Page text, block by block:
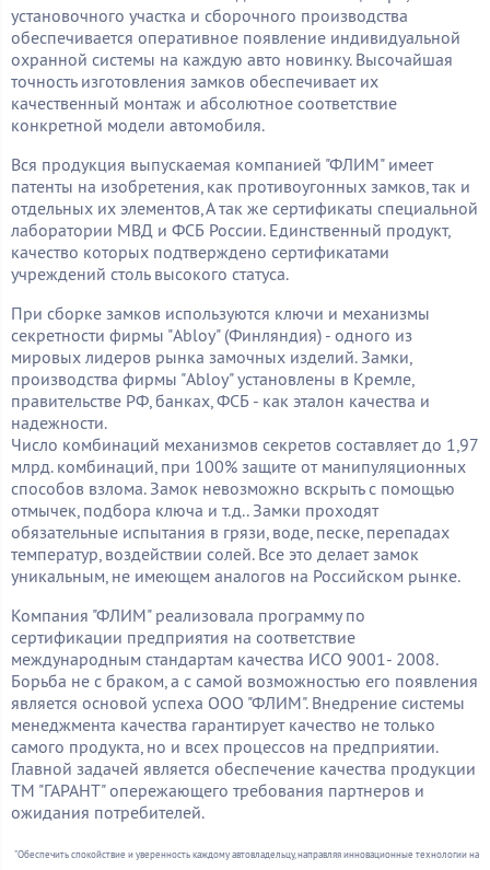
установочного участка и сборочного производства
обеспечивается оперативное появление индивидуальной
охранной системы на каждую авто новинку. Высочайшая
точность изготовления замков обеспечивает их
качественный монтаж и абсолютное соответствие
конкретной модели автомобиля.
Вся продукция выпускаемая компанией "ФЛИМ" имеет
патенты на изобретения, как противоугонных замков, так и
отдельных их элементов, А так же сертификаты специальной
лаборатории МВД и ФСБ России. Единственный продукт,
качество которых подтверждено сертификатами
учреждений столь высокого статуса.
При сборке замков используются ключи и механизмы
секретности фирмы "Ablоy" (Финляндия) - одного из
мировых лидеров рынка замочных изделий. Замки,
производства фирмы "Ablоy" установлены в Кремле,
правительстве РФ, банках, ФСБ - как эталон качества и
надежности.
Число комбинаций механизмов секретов составляет до 1,97
млрд. комбинаций, при 100% защите от манипуляционных
способов взлома. Замок невозможно вскрыть с помощью
отмычек, подбора ключа и т.д.. Замки проходят
обязательные испытания в грязи, воде, песке, перепадах
температур, воздействии солей. Все это делает замок
уникальным, не имеющем аналогов на Российском рынке.
Компания "ФЛИМ" реализовала программу по
сертификации предприятия на соответствие
международным стандартам качества ИСО 9001- 2008.
Борьба не с браком, а с самой возможностью его появления
является основой успеха ООО "ФЛИМ". Внедрение системы
менеджмента качества гарантирует качество не только
самого продукта, но и всех процессов на предприятии.
Главной задачей является обеспечение качества продукции
ТМ "ГАРАНТ" опережающего требования партнеров и
ожидания потребителей.
"Обеспечить спокойствие и уверенность каждому автовладельцу, направляя инновационные технологии на